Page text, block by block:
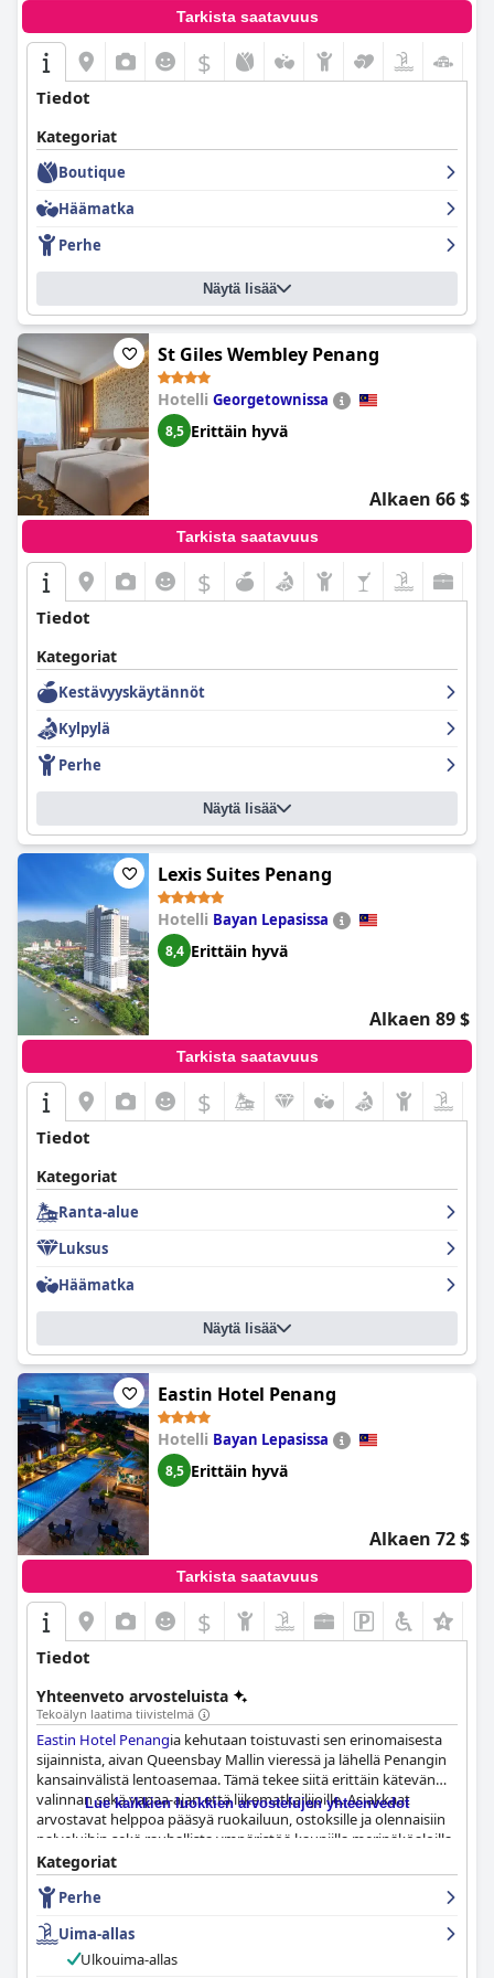
Tarkista saatavuus
$
Tiedot
Kategoriat
Boutique
Häämatka
Perhe
Näytä lisää
St Giles Wembley Penang
Hotelli Georgetownissa
8,5 Erittäin hyvä
Alkaen 66 $
Tarkista saatavuus
$
Tiedot
Kategoriat
Kestävyyskäytännöt
Kylpylä
Perhe
Näytä lisää
Lexis Suites Penang
Hotelli Bayan Lepasissa
8,4 Erittäin hyvä
Alkaen 89 $
Tarkista saatavuus
$
Tiedot
Kategoriat
Ranta-alue
Luksus
Häämatka
Näytä lisää
Eastin Hotel Penang
Hotelli Bayan Lepasissa
8,5 Erittäin hyvä
Alkaen 72 $
Tarkista saatavuus
$
Tiedot
Yhteenveto arvosteluista
Tekoälyn laatima tiivistelmä
Eastin Hotel Penangia kehutaan toistuvasti sen erinomaisesta
sijainnista, aivan Queensbay Mallin vieressä ja lähellä Penangin
kansainvälistä lentoasemaa. Tämä tekee siitä erittäin kätevän
valinnan sekä vapaa-ajan että liikematkailijoille. Asiakkaat
arvostavat helppoa pääsyä ruokailuun, ostoksille ja olennaisiin
palveluihin sekä rauhallista ympäristöä kauniilla merinäköaloilla
joistakin huoneista.
Aamiainen
monipuolisuudesta ja laadusta, ja vaihtoehtoja on erilaisiin
makuihin, mukaan lukien kasvis- ja vegaaniruokavaliot.
Ainutlaatuiset yksityiskohdat, kuten hunajapesä ja Teh Tarik,
Lue kaikkien luokkien arvostelujen yhteenvedot
Kategoriat
Perhe
Uima-allas
Ulkouima-allas